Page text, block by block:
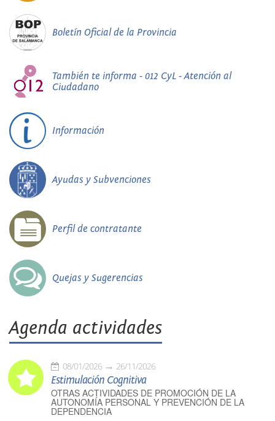
Boletín Oficial de la Provincia
También te informa - 012 CyL - Atención al
Ciudadano
Información
Ayudas y Subvenciones
Perfil de contratante
Quejas y Sugerencias
Agenda actividades
08/01/2026 26/11/2026
Estimulación Cognitiva
OTRAS ACTIVIDADES DE PROMOCIÓN DE LA
AUTONOMÍA PERSONAL Y PREVENCIÓN DE LA
DEPENDENCIA